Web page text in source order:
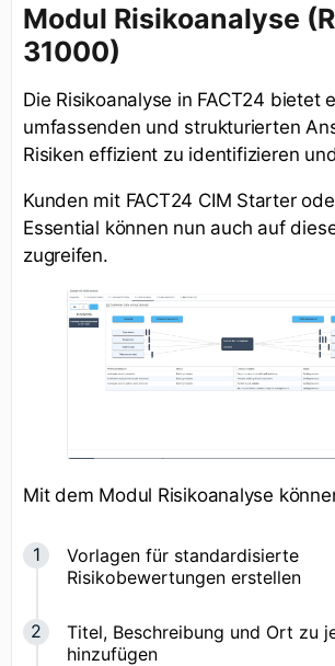
Modul Risikoanalyse
31000)
Die Risikoanalyse in FACT24 bietet
umfassenden und strukturierten
Risiken effizient zu identifizieren
Kunden mit FACT24 CIM Starter
Essential können nun auch auf
zugreifen.
Mit dem Modul Risikoanalyse
Vorlagen für standardisierte
Risikobewertungen erstellen
Titel, Beschreibung und Ort zu
hinzufügen